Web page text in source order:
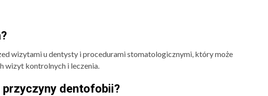
wizytami u dentysty i procedurami stomatologicznymi, który może
wizyt kontrolnych i leczenia.
dentofobii?